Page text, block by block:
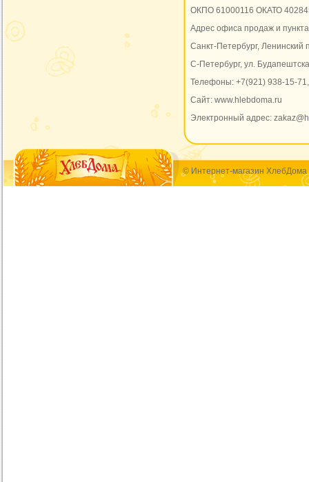
ОКПО 61000116 ОКАТО
Адрес офиса продаж и
Санкт-Петербург, Ленинский
С-Петербург, ул.
Телефоны: +7(921) 938-15-71,
Сайт: www.hlebdoma.ru
Электронный адрес:
© Интернет-магазин ХлебДома